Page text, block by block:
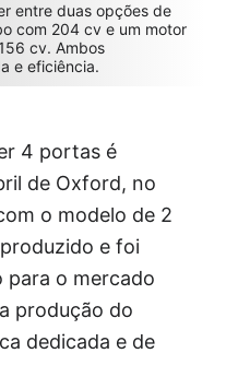
entre duas opções de
com 204 cv e um motor
cv. Ambos
e eficiência.
4 portas é
de Oxford, no
o modelo de 2
e foi
o mercado
produção do
dedicada e de